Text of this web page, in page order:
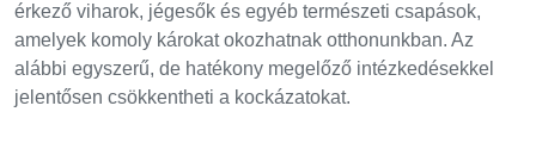
érkező viharok, jégesők és egyéb természeti csapások,
amelyek komoly károkat okozhatnak otthonunkban. Az
alábbi egyszerű, de hatékony megelőző intézkedésekkel
jelentősen csökkentheti a kockázatokat.